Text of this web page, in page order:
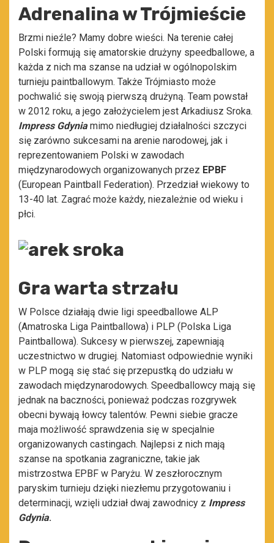
Adrenalina w Trójmieście
Brzmi nieźle? Mamy dobre wieści. Na terenie całej
Polski formują się amatorskie drużyny speedballowe, a
każda z nich ma szanse na udział w ogólnopolskim
turnieju paintballowym. Także Trójmiasto może
pochwalić się swoją pierwszą drużyną. Team powstał
w 2012 roku, a jego założycielem jest Arkadiusz Sroka.
Impress Gdyniamimo niedługiej działalności szczyci
się zarówno sukcesami na arenie narodowej, jak i
reprezentowaniem Polski w zawodach
międzynarodowych organizowanych przez EPBF
(European Paintball Federation). Przedział wiekowy to
13-40 lat. Zagrać może każdy, niezależnie od wieku i
płci.
Gra warta strzału
W Polsce działają dwie ligi speedballowe ALP
(Amatroska Liga Paintballowa) i PLP (Polska Liga
Paintballowa). Sukcesy w pierwszej, zapewniają
uczestnictwo w drugiej. Natomiast odpowiednie wyniki
w PLP mogą się stać się przepustką do udziału w
zawodach międzynarodowych. Speedballowcy mają się
jednak na baczności, ponieważ podczas rozgrywek
obecni bywają łowcy talentów. Pewni siebie gracze
maja możliwość sprawdzenia się w specjalnie
organizowanych castingach. Najlepsi z nich mają
szanse na spotkania zagraniczne, takie jak
mistrzostwa EPBF w Paryżu. W zeszłorocznym
paryskim turnieju dzięki niezłemu przygotowaniu i
determinacji, wzięli udział dwaj zawodnicy z Impress
Gdynia.